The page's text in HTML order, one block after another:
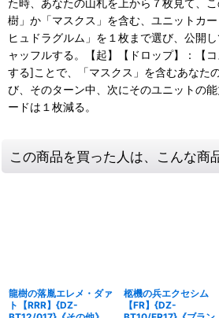
た時、あなたの山札を上から７枚見て、
樹」か「マスクス」を含む、ユニットカ
ヒュドラグルム」を１枚まで選び、公開
ャッフルする。【起】【ドロップ】：【
する]ことで、「マスクス」を含むあなた
び、そのターン中、次にそのユニットの
ードは１枚減る。
この商品を買った人は、こんな商
龍樹の落胤エレメ・ダァ
ト【RRR】{DZ-
柩機の兵エクセシム
【FR】{DZ-